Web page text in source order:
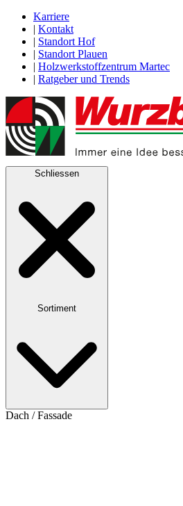
Karriere
| Kontakt
| Standort Hof
| Standort Plauen
| Holzwerkstoffzentrum Martec
| Ratgeber und Trends
Schliessen
Sortiment
Dach / Fassade